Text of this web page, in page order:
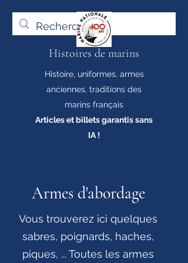
Histoires de marins
Histoire, uniformes, armes
anciennes, traditions des
marins français
Articles et billets garantis sans
IA !
Armes d'abordage
Vous trouverez ici quelques
sabres, poignards, haches,
piques, ... Toutes les armes